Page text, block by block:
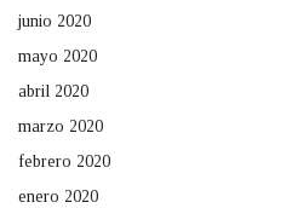
junio 2020
mayo 2020
abril 2020
marzo 2020
febrero 2020
enero 2020